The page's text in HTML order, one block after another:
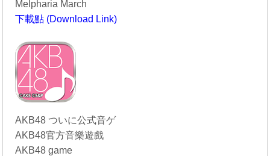
Melpharia March
下載點 (Download Link)
AKB48 ついに公式音ゲ
AKB48官方音樂遊戲
AKB48 game